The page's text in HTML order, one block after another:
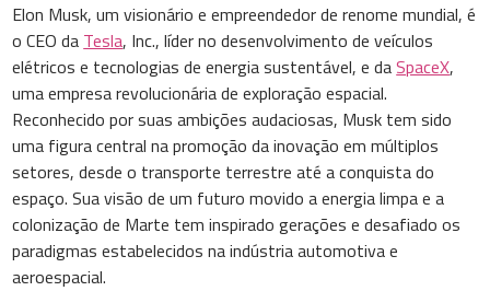
Elon Musk, um visionário e empreendedor de renome mundial, é
o CEO da Tesla, Inc., líder no desenvolvimento de veículos
elétricos e tecnologias de energia sustentável, e daSpaceX,
uma empresa revolucionária de exploração espacial.
Reconhecido por suas ambições audaciosas, Musk tem sido
uma figura central na promoção da inovação em múltiplos
setores, desde o transporte terrestre até a conquista do
espaço. Sua visão de um futuro movido a energia limpa e a
colonização de Marte tem inspirado gerações e desafiado os
paradigmas estabelecidos na indústria automotiva e
aeroespacial.